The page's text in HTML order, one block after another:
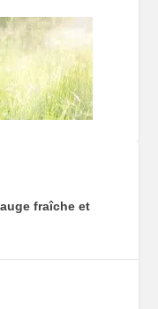
fraîche et